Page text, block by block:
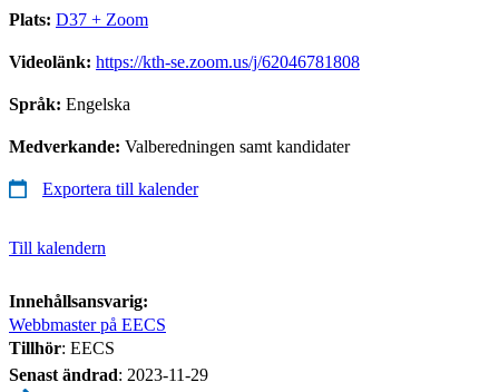
Plats: D37 + Zoom
Videolänk: https://kth-se.zoom.us/j/62046781808
Språk: Engelska
Medverkande: Valberedningen samt kandidater
Exportera till kalender
Till kalendern
Innehållsansvarig:
Webbmaster på EECS
Tillhör: EECS
Senast ändrad: 2023-11-29